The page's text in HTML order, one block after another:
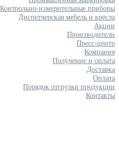
Контрольно-измерительные приборы
Диспетчерская мебель и кресла
Акции
Производители
Пресс-центр
Компания
Получение и оплата
Доставка
Оплата
Порядок отгрузки продукции
Контакты